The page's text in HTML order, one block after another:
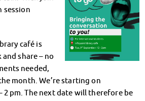
session
café is
share – no
needed,
month. We’re starting on
2 pm. The next date will therefore be